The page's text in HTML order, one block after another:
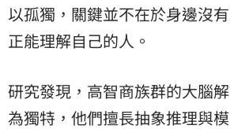
以孤獨，關鍵並不在於身邊沒
正能理解自己的人。
研究發現，高智商族群的大腦
為獨特，他們擅長抽象推理與